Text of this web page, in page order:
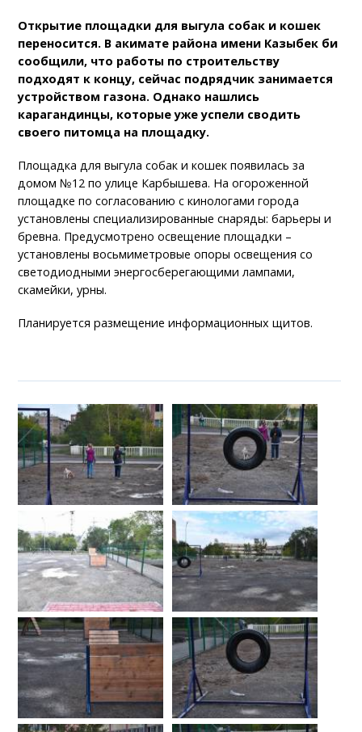
Открытие площадки для выгула собак и кошек
переносится. В акимате района имени Казыбек би
сообщили, что работы по строительству
подходят к концу, сейчас подрядчик занимается
устройством газона. Однако нашлись
карагандинцы, которые уже успели сводить
своего питомца на площадку.
Площадка для выгула собак и кошек появилась за
домом №12 по улице Карбышева. На огороженной
площадке по согласованию с кинологами города
установлены специализированные снаряды: барьеры и
бревна. Предусмотрено освещение площадки –
установлены восьмиметровые опоры освещения со
светодиодными энергосберегающими лампами,
скамейки, урны.
Планируется размещение информационных щитов.